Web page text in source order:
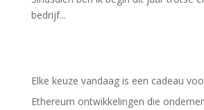
bedrijf...
Elke keuze vandaag is een cadeau
Ethereum ontwikkelingen die